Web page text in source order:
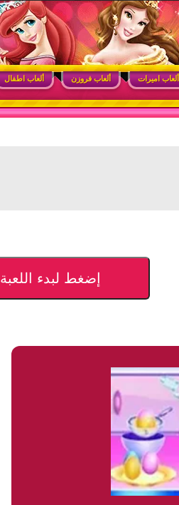
للبنات
ألعاب اميرات ألعاب فروزن ألعاب اطفال
إضغط لبدء اللعبة